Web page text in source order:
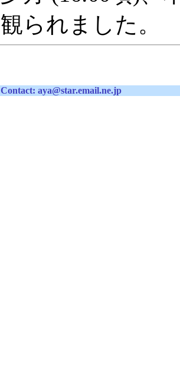
観られました。
Contact: aya@star.email.ne.jp